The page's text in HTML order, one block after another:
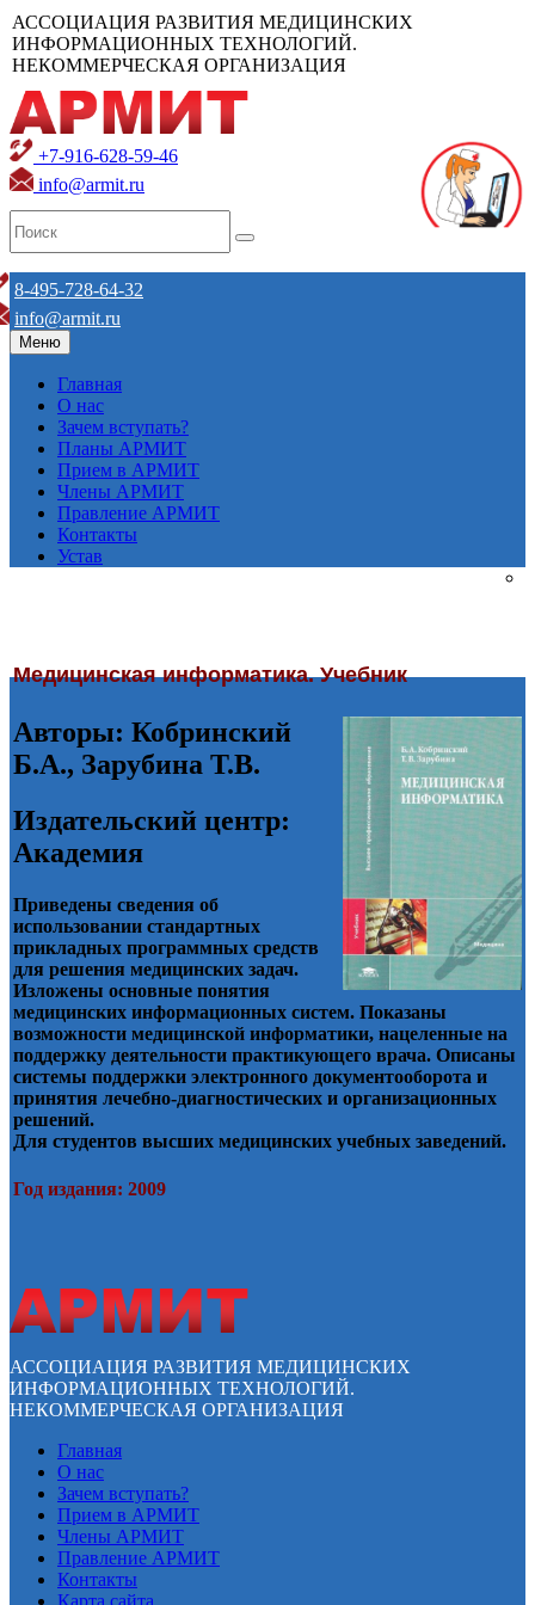
АССОЦИАЦИЯ РАЗВИТИЯ МЕДИЦИНСКИХ
ИНФОРМАЦИОННЫХ ТЕХНОЛОГИЙ.
НЕКОММЕРЧЕСКАЯ ОРГАНИЗАЦИЯ
+7-916-628-59-46
info@armit.ru
8-495-728-64-32
info@armit.ru
Меню
Главная
О нас
Зачем вступать?
Планы АРМИТ
Прием в АРМИТ
Члены АРМИТ
Правление АРМИТ
Контакты
Устав
Медицинская информатика. Учебник
Авторы: Кобринский
Б.А., Зарубина Т.В.
Издательский центр:
Академия
Приведены сведения об
использовании стандартных
прикладных программных средств
для решения медицинских задач.
Изложены основные понятия
медицинских информационных систем. Показаны
возможности медицинской информатики, нацеленные на
поддержку деятельности практикующего врача. Описаны
системы поддержки электронного документооборота и
принятия лечебно-диагностических и организационных
решений.
Для студентов высших медицинских учебных заведений.
Год издания: 2009
АССОЦИАЦИЯ РАЗВИТИЯ МЕДИЦИНСКИХ
ИНФОРМАЦИОННЫХ ТЕХНОЛОГИЙ.
НЕКОММЕРЧЕСКАЯ ОРГАНИЗАЦИЯ
Главная
О нас
Зачем вступать?
Прием в АРМИТ
Члены АРМИТ
Правление АРМИТ
Контакты
Карта сайта